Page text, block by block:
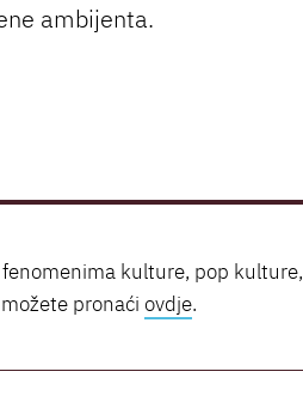
ambijenta.
kulture, pop kulture,
pronaćiovdje.